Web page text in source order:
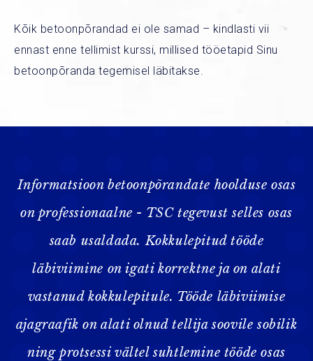
Informatsioon betoonpõrandate hoolduse osas
on professionaalne - TSC tegevust selles osas
saab usaldada. Kokkulepitud tööde
läbiviimine on igati korrektne ja on alati
vastanud kokkulepitule. Tööde läbiviimise
ajagraafik on alati olnud tellija soovile sobilik
ning protsessi vältel suhtlemine tööde osas
Kõik betoonpõrandad ei ole samad – kindlasti vii
ennast enne tellimist kurssi, millised tööetapid Sinu
betoonpõranda tegemisel läbitakse.